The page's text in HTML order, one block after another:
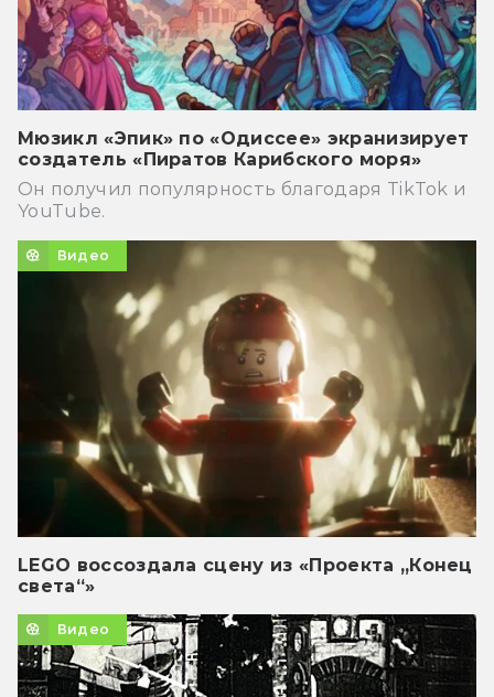
Мюзикл «Эпик» по «Одиссее» экранизирует
создатель «Пиратов Карибского моря»
Он получил популярность благодаря TikTok и
YouTube.
Видео
LEGO воссоздала сцену из «Проекта „Конец
света“»
Видео